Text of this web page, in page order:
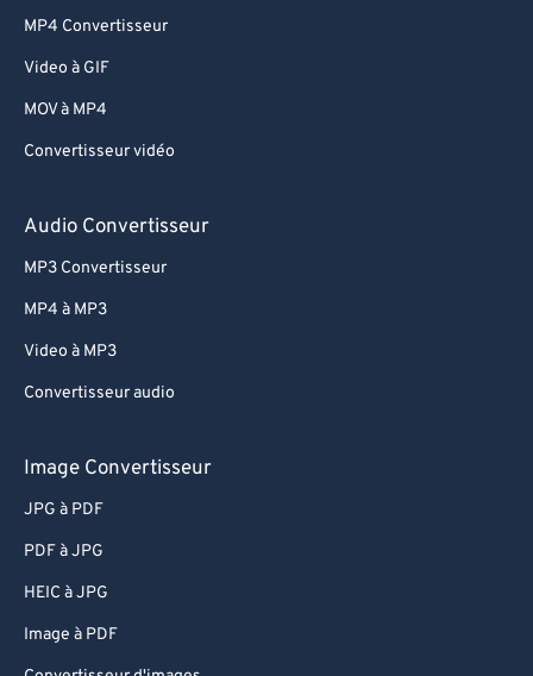
MP4 Convertisseur
Video à GIF
MOV à MP4
Convertisseur vidéo
Audio Convertisseur
MP3 Convertisseur
MP4 à MP3
Video à MP3
Convertisseur audio
Image Convertisseur
JPG à PDF
PDF à JPG
HEIC à JPG
Image à PDF